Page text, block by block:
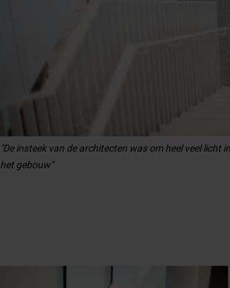
"De insteek van de architecten was om heel veel
het gebouw"